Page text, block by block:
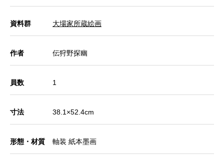
資料群 大場家所蔵絵画
作者 伝狩野探幽
員数 1
寸法 38.1×52.4cm
形態・材質 軸装 紙本墨画